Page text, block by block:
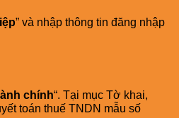
” và nhập thông tin đăng nhập
chính“. Tại mục Tờ khai,
toán thuế TNDN mẫu số